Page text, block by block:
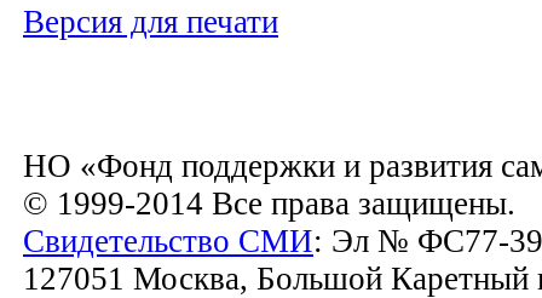
Версия для печати
НО «Фонд поддержки и развития
© 1999-2014 Все права защищены.
Свидетельство СМИ: Эл № ФС77-
127051 Москва, Большой Каретный